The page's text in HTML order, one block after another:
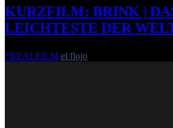
KURZFILM: BRINK |
LEICHTESTE DER
*REALFILM el flojo